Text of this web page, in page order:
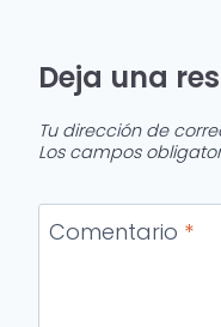
Deja una
Tu dirección de
Los campos
Comentario *